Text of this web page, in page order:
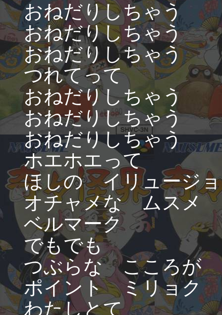
おねだりしちゃう
おねだりしちゃう
おねだりしちゃう
つれてって
おねだりしちゃう
おねだりしちゃう
おねだりしちゃう
ホエホエって
ほしの イリュージ
オチャメな ムスメ
ベルマーク
でもでも
つぶらな こころが
ポイント ミリョク
わたしとて